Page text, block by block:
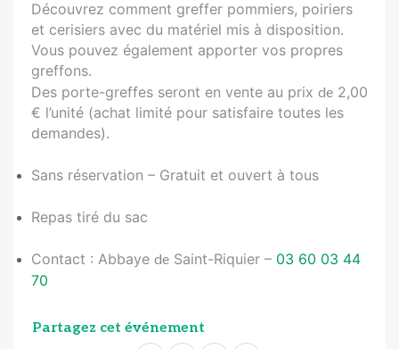
Découvrez comment greffer pommiers, poiriers
et cerisiers avec du matériel mis à disposition.
Vous pouvez également apporter vos propres
greffons.
Des porte-greffes seront en vente au prix de 2,00
€ l’unité (achat limité pour satisfaire toutes les
demandes).
Sans réservation – Gratuit et ouvert à tous
Repas tiré du sac
Contact : Abbaye de Saint-Riquier – 03 60 03 44
70
Partagez cet événement